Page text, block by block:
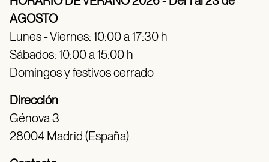
AGOSTO
Lunes - Viernes: 10:00 a 17:30 h
Sábados: 10:00 a 15:00 h
Domingos y festivos cerrado
Dirección
Génova 3
28004 Madrid (España)